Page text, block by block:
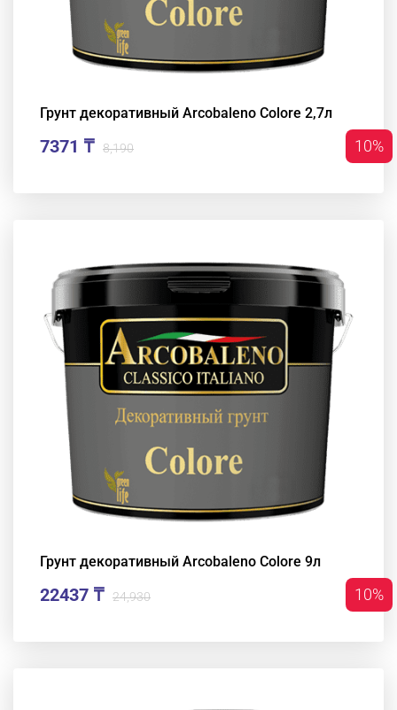
Грунт декоративный Arcobaleno Colore 2,7л
7371 ₸ 8,190 10%
Грунт декоративный Arcobaleno Colore 9л
22437 ₸ 24,930 10%